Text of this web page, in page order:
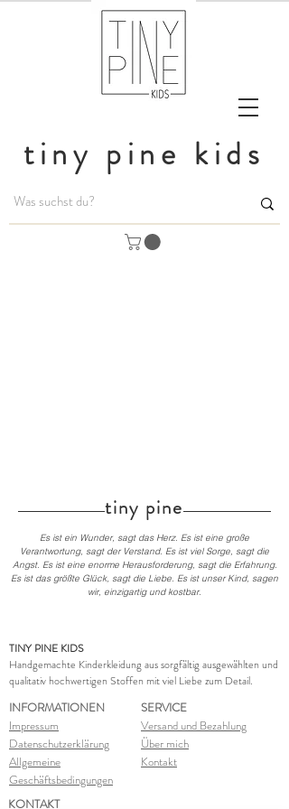
tiny pine kids
tiny pine
Es ist ein Wunder, sagt das Herz. Es ist eine große
Verantwortung, sagt der Verstand. Es ist viel Sorge, sagt die
Angst. Es ist eine enorme Herausforderung, sagt die Erfahrung.
Es ist das größte Glück, sagt die Liebe. Es ist unser Kind, sagen
wir, einzigartig und kostbar.
TINY PINE KIDS
Handgemachte Kinderkleidung aus sorgfältig ausgewählten und
qualitativ hochwertigen Stoffen mit viel Liebe zum Detail.
INFORMATIONEN
Impressum
Datenschutzerklärung
Allgemeine
Geschäftsbedingungen
SERVICE
Versand und Bezahlung
Über mich
Kontakt
KONTAKT